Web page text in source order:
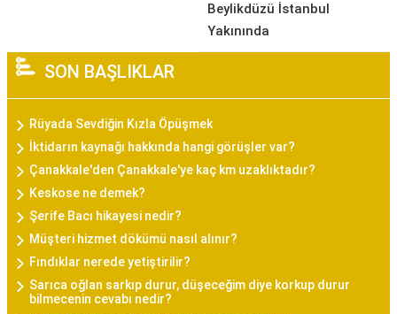
Beylikdüzü İstanbul
Yakınında
SON BAŞLIKLAR
Rüyada Sevdiğin Kızla Öpüşmek
İktidarın kaynağı hakkında hangi görüşler var?
Çanakkale'den Çanakkale'ye kaç km uzaklıktadır?
Keskose ne demek?
Şerife Bacı hikayesi nedir?
Müşteri hizmet dökümü nasıl alınır?
Fındıklar nerede yetiştirilir?
Sarıca oğlan sarkıp durur, düşeceğim diye korkup durur
bilmecenin cevabı nedir?